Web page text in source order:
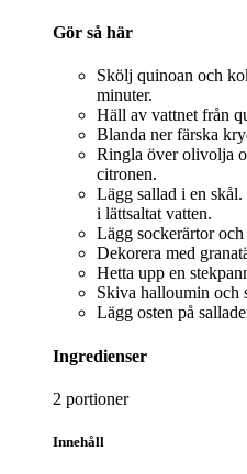
Gör så här
Skölj quinoan och
minuter.
Häll av vattnet från
Blanda ner färska
Ringla över olivolja
citronen.
Lägg sallad i en
i lättsaltat vatten.
Lägg sockerärtor
Dekorera med
Hetta upp en
Skiva halloumin och
Lägg osten på
Ingredienser
2 portioner
Innehåll